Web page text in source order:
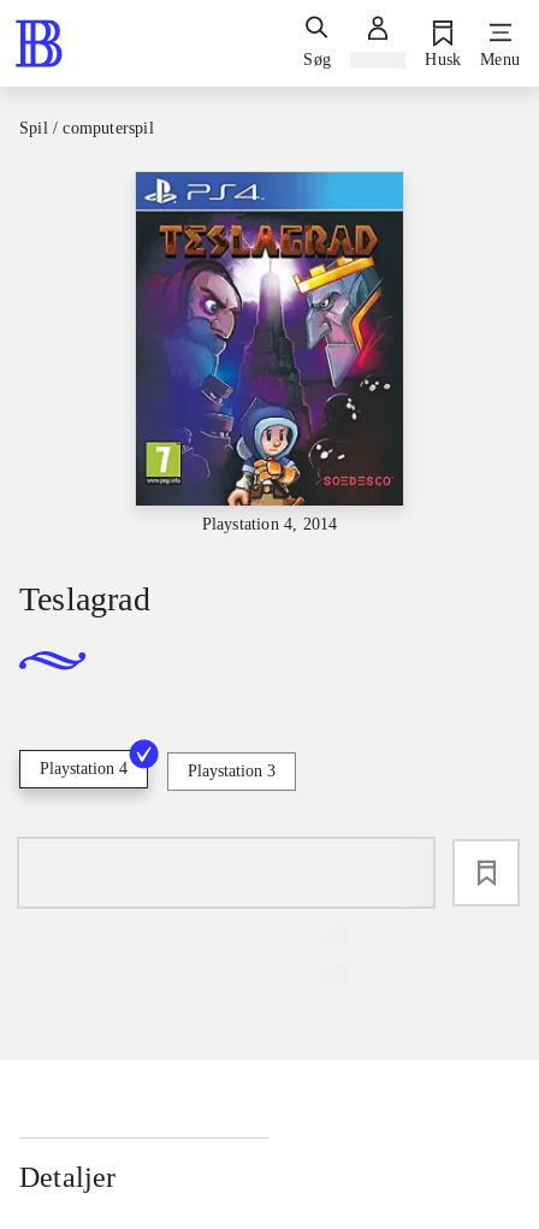
Søg Husk Menu
Spil / computerspil
Playstation 4, 2014
Teslagrad
Playstation 4 Playstation 3
Detaljer